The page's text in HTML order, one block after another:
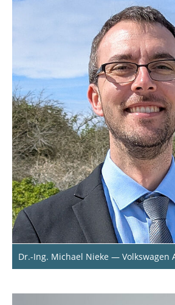
Dr.-Ing. Michael Nieke — Volkswagen